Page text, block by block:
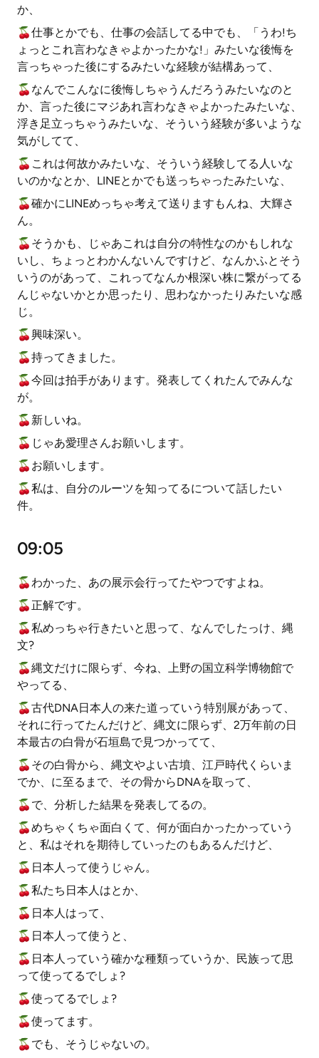
か、
🍒仕事とかでも、仕事の会話してる中でも、「うわ!ち
ょっとこれ言わなきゃよかったかな!」みたいな後悔を
言っちゃった後にするみたいな経験が結構あって、
🍒なんでこんなに後悔しちゃうんだろうみたいなのと
か、言った後にマジあれ言わなきゃよかったみたいな、
浮き足立っちゃうみたいな、そういう経験が多いような
気がしてて、
🍒これは何故かみたいな、そういう経験してる人いな
いのかなとか、LINEとかでも送っちゃったみたいな、
🍒確かにLINEめっちゃ考えて送りますもんね、大輝さ
ん。
🍒そうかも、じゃあこれは自分の特性なのかもしれな
いし、ちょっとわかんないんですけど、なんかふとそう
いうのがあって、これってなんか根深い株に繋がってる
んじゃないかとか思ったり、思わなかったりみたいな感
じ。
🍒興味深い。
🍒持ってきました。
🍒今回は拍手があります。発表してくれたんでみんな
が。
🍒新しいね。
🍒じゃあ愛理さんお願いします。
🍒お願いします。
🍒私は、自分のルーツを知ってるについて話したい
件。
09:05
🍒わかった、あの展示会行ってたやつですよね。
🍒正解です。
🍒私めっちゃ行きたいと思って、なんでしたっけ、縄
文?
🍒縄文だけに限らず、今ね、上野の国立科学博物館で
やってる、
🍒古代DNA日本人の来た道っていう特別展があって、
それに行ってたんだけど、縄文に限らず、2万年前の日
本最古の白骨が石垣島で見つかってて、
🍒その白骨から、縄文やよい古墳、江戸時代くらいま
でか、に至るまで、その骨からDNAを取って、
🍒で、分析した結果を発表してるの。
🍒めちゃくちゃ面白くて、何が面白かったかっていう
と、私はそれを期待していったのもあるんだけど、
🍒日本人って使うじゃん。
🍒私たち日本人はとか、
🍒日本人はって、
🍒日本人って使うと、
🍒日本人っていう確かな種類っていうか、民族って思
って使ってるでしょ?
🍒使ってるでしょ?
🍒使ってます。
🍒でも、そうじゃないの。